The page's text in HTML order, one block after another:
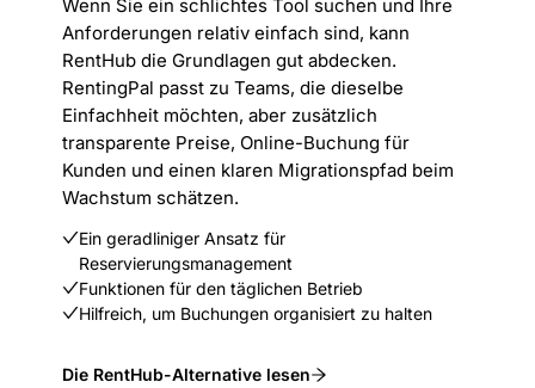
Wenn Sie ein schlichtes Tool suchen und Ihre
Anforderungen relativ einfach sind, kann
RentHub die Grundlagen gut abdecken.
RentingPal passt zu Teams, die dieselbe
Einfachheit möchten, aber zusätzlich
transparente Preise, Online-Buchung für
Kunden und einen klaren Migrationspfad beim
Wachstum schätzen.
Ein geradliniger Ansatz für
Reservierungsmanagement
Funktionen für den täglichen Betrieb
Hilfreich, um Buchungen organisiert zu halten
Die RentHub-Alternative lesen